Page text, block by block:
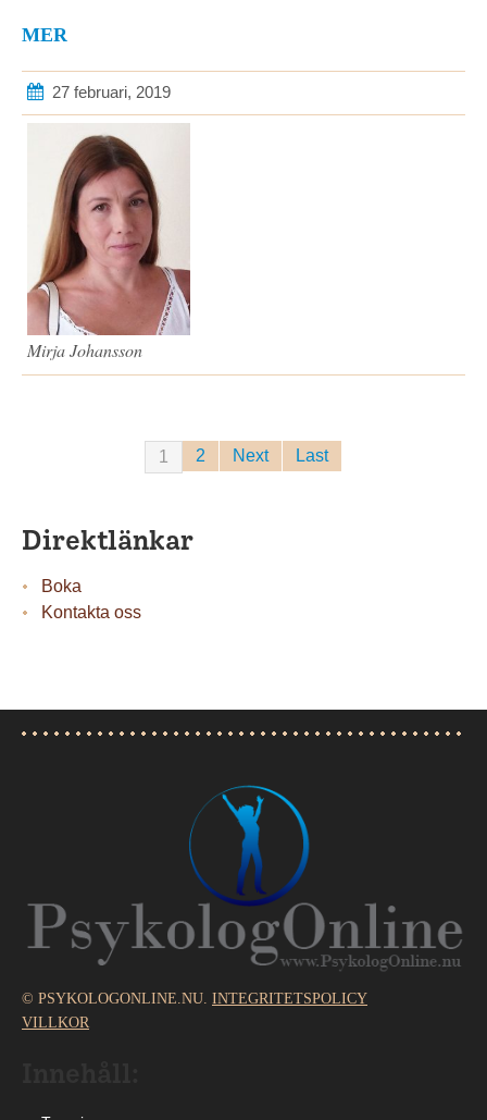
MER
27 februari, 2019
Mirja Johansson
1 2 Next Last
Direktlänkar
Boka
Kontakta oss
© PSYKOLOGONLINE.NU. INTEGRITETSPOLICY
VILLKOR